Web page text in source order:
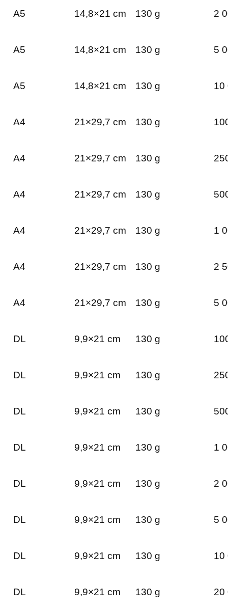
A5 14,8×21 cm 130 g 2
A5 14,8×21 cm 130 g 5
A5 14,8×21 cm 130 g 10
A4 21×29,7 cm 130 g
A4 21×29,7 cm 130 g
A4 21×29,7 cm 130 g
A4 21×29,7 cm 130 g 1
A4 21×29,7 cm 130 g 2
A4 21×29,7 cm 130 g 5
DL 9,9×21 cm 130 g
DL 9,9×21 cm 130 g
DL 9,9×21 cm 130 g
DL 9,9×21 cm 130 g 1
DL 9,9×21 cm 130 g 2
DL 9,9×21 cm 130 g 5
DL 9,9×21 cm 130 g 10
DL 9,9×21 cm 130 g 20